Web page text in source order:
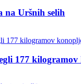
na Uršnih selih
177